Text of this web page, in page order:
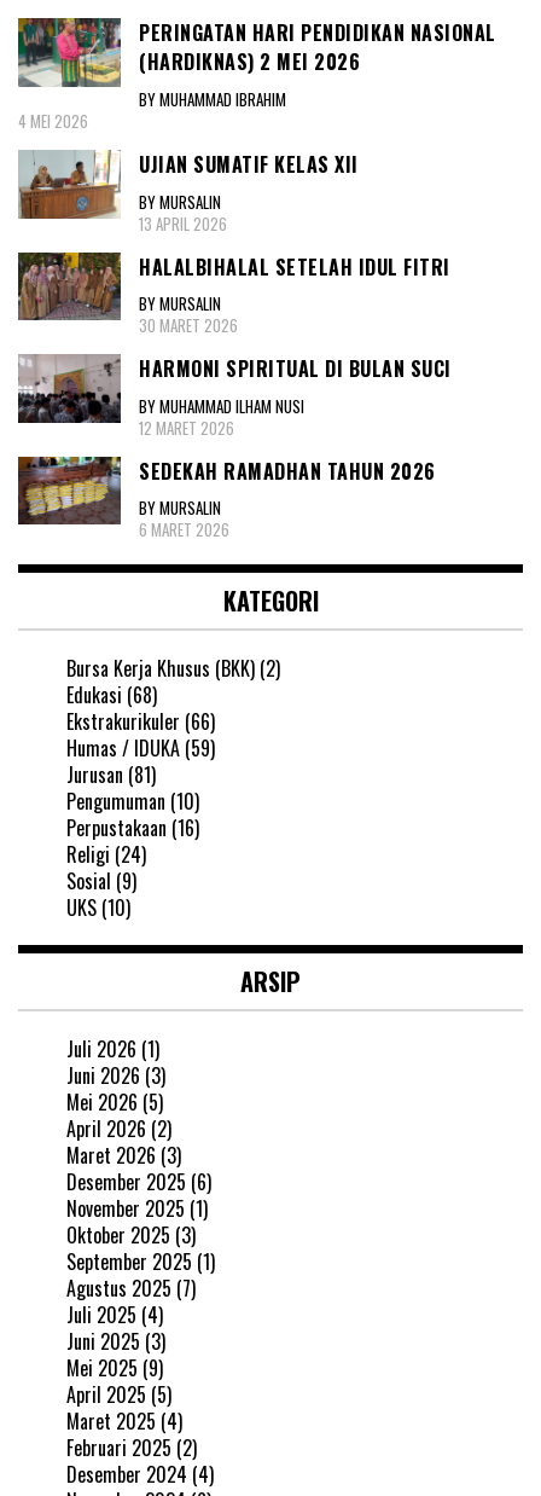
PERINGATAN HARI PENDIDIKAN NASIONAL
(HARDIKNAS) 2 MEI 2026
BY MUHAMMAD IBRAHIM
4 MEI 2026
UJIAN SUMATIF KELAS XII
BY MURSALIN
13 APRIL 2026
HALALBIHALAL SETELAH IDUL FITRI
BY MURSALIN
30 MARET 2026
HARMONI SPIRITUAL DI BULAN SUCI
BY MUHAMMAD ILHAM NUSI
12 MARET 2026
SEDEKAH RAMADHAN TAHUN 2026
BY MURSALIN
6 MARET 2026
KATEGORI
Bursa Kerja Khusus (BKK) (2)
Edukasi (68)
Ekstrakurikuler (66)
Humas / IDUKA (59)
Jurusan (81)
Pengumuman (10)
Perpustakaan (16)
Religi (24)
Sosial (9)
UKS (10)
ARSIP
Juli 2026 (1)
Juni 2026 (3)
Mei 2026 (5)
April 2026 (2)
Maret 2026 (3)
Desember 2025 (6)
November 2025 (1)
Oktober 2025 (3)
September 2025 (1)
Agustus 2025 (7)
Juli 2025 (4)
Juni 2025 (3)
Mei 2025 (9)
April 2025 (5)
Maret 2025 (4)
Februari 2025 (2)
Desember 2024 (4)